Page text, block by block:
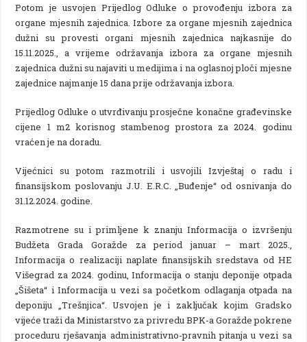
Potom je usvojen Prijedlog Odluke o provođenju izbora za
organe mjesnih zajednica. Izbore za organe mjesnih zajednica
dužni su provesti organi mjesnih zajednica najkasnije do
15.11.2025., a vrijeme održavanja izbora za organe mjesnih
zajednica dužni su najaviti u medijima i na oglasnoj ploči mjesne
zajednice najmanje 15 dana prije održavanja izbora.
Prijedlog Odluke o utvrđivanju prosječne konačne građevinske
cijene 1 m2 korisnog stambenog prostora za 2024. godinu
vraćen je na doradu.
Vijećnici su potom razmotrili i usvojili Izvještaj o radu i
finansijskom poslovanju J.U. E.R.C. „Buđenje“ od osnivanja do
31.12.2024. godine.
Razmotrene su i primljene k znanju Informacija o izvršenju
Budžeta Grada Goražde za period januar – mart 2025.,
Informacija o realizaciji naplate finansijskih sredstava od HE
Višegrad za 2024. godinu, Informacija o stanju deponije otpada
„Šišeta“ i Informacija u vezi sa početkom odlaganja otpada na
deponiju „Trešnjica“. Usvojen je i zaključak kojim Gradsko
vijeće traži da Ministarstvo za privredu BPK-a Goražde pokrene
proceduru rješavanja administrativno-pravnih pitanja u vezi sa